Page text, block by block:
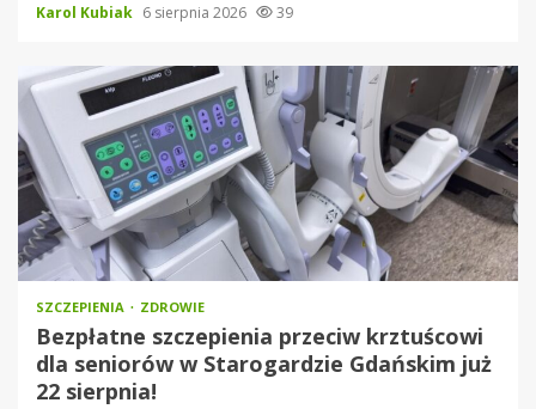
Karol Kubiak 6 sierpnia 2026 39
SZCZEPIENIA ZDROWIE
Bezpłatne szczepienia przeciw krztuścowi
dla seniorów w Starogardzie Gdańskim już
22 sierpnia!